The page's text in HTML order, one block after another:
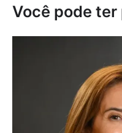
Você pode